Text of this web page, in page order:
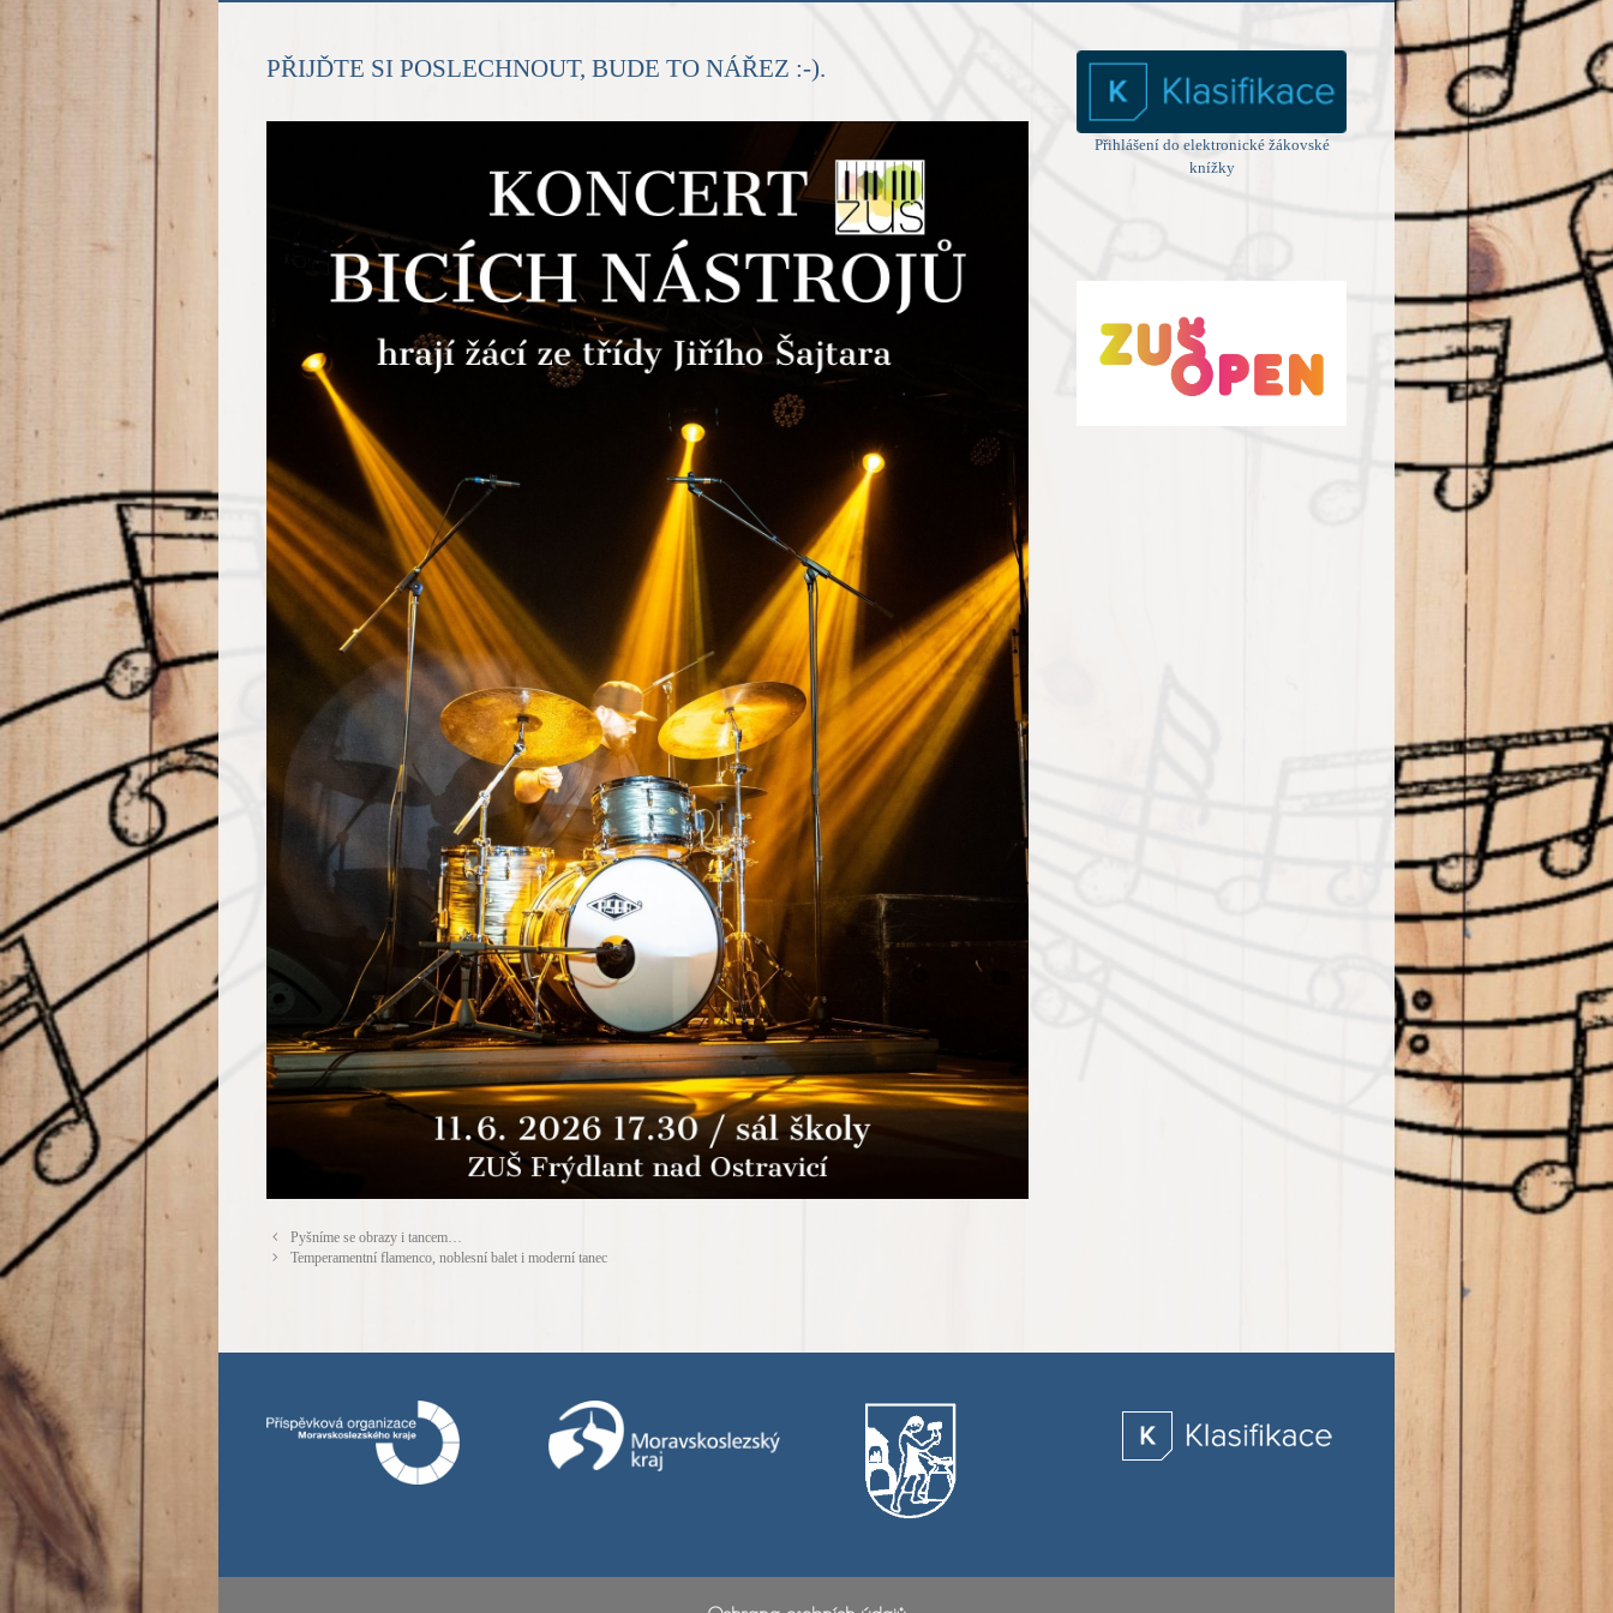
PŘIJĎTE SI POSLECHNOUT, BUDE TO NÁŘEZ :-).
Pyšníme se obrazy i tancem…
Temperamentní flamenco, noblesní balet i moderní tanec
Přihlášení do elektronické žákovské
knížky